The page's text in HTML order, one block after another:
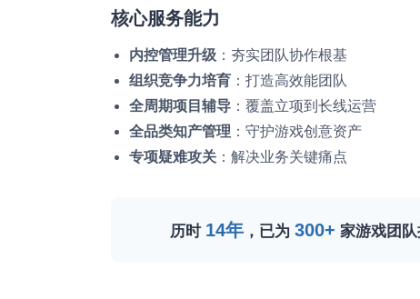
核心服务能力
内控管理升级 ：夯实团队协作根基
组织竞争力培育 ：打造高效能团队
全周期项目辅导 ：覆盖立项到长线运营
全品类知产管理 ：守护游戏创意资产
专项疑难攻关 ：解决业务关键痛点
历时 14年，已为 300+ 家游戏团